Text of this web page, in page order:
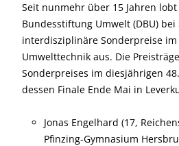
Seit nunmehr über 15 Jahren
Bundesstiftung Umwelt (DBU) bei
interdisziplinäre Sonderpreise im
Umwelttechnik aus. Die
Sonderpreises im diesjährigen
dessen Finale Ende Mai in
Jonas Engelhard (17,
Pfinzing-Gymnasium